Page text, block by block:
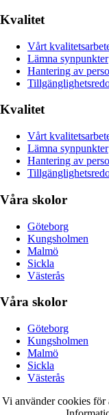
Kvalitet
Vårt
Lämna synpunkter
Hantering av
Kvalitet
Vårt
Lämna synpunkter
Hantering av
Våra skolor
Göteborg
Kungsholmen
Malmö
Sickla
Västerås
Våra skolor
Göteborg
Kungsholmen
Malmö
Sickla
Västerås
Vi använder cookies för